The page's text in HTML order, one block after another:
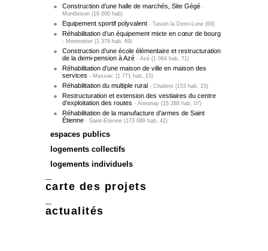
Construction d’une halle de marchés, Site Gégé
Montbrison (16 000 hab)
Equipement sportif polyvalent Tassin la Demi-Lune (69)
Réhabilitation d’un équipement mixte en cœur de bourg
Montrottier (1 379 hab, 69)
Construction d’une école élémentaire et restructuration
de la demi-pension à Azé
Azé (1 064 hab, 71)
Réhabilitation d’une maison de ville en maison des
services
Massiac (1 771 hab, 15)
Réhabilitation du multiple rural Chaliers (153 hab, 15)
Restructuration et extension des vestiaires du centre
d’exploitation des routes
Annonay (16 288 hab, 07)
Réhabilitation de la manufacture d’armes de Saint
Étienne
Saint-Étienne (173 089 hab, 42)
espaces publics
logements collectifs
logements individuels
carte des projets
actualités